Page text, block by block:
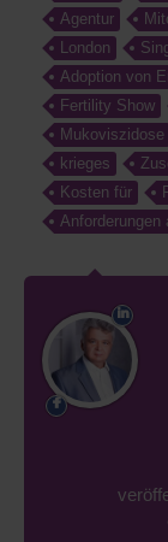
Agentur
London
Adoption von
Fertility Show
Mukoviszidose
krieges
Kosten für